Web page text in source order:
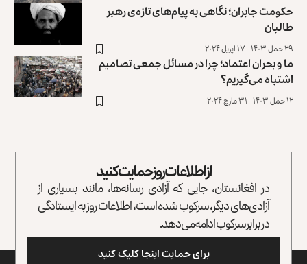
حکومت جابران؛ نگاهی به پیام‌های تازه‌ی رهبر
طالبان
۲۹ حمل ۱۴۰۳ - ۱۷ اپریل ۲۰۲۴
ما و بحران اعتماد؛ چرا در مسائل جمعی تصامیم
اشتباه می‌گیریم؟
۱۲ حمل ۱۴۰۳ - ۳۱ مارچ ۲۰۲۴
از اطلاعات روز حمایت کنید
در افغانستان، جایی که آزادی رسانه‌ها، مانند بسیاری از
آزادی‌های دیگر، سرکوب شده است، اطلاعات روز به ایستادگی
در برابر سرکوب ادامه می‌دهد.
برای حمایت اینجا کلیک کنید